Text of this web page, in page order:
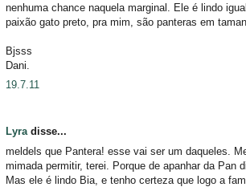
nenhuma chance naquela marginal. Ele é lindo
paixão gato preto, pra mim, são panteras em
Bjsss
Dani.
19.7.11
Lyradisse...
meldels que Pantera! esse vai ser um daqueles.
mimada permitir, terei. Porque de apanhar da Pan
Mas ele é lindo Bia, e tenho certeza que logo a